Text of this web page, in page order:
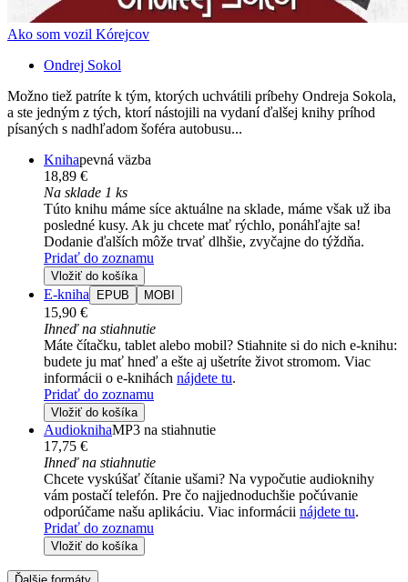
Ako som vozil Kórejcov
Ondrej Sokol
Možno tiež patríte k tým, ktorých uchvátili príbehy Ondreja Sokola,
a ste jedným z tých, ktorí nástojili na vydaní ďalšej knihy príhod
písaných s nadhľadom šoféra autobusu...
Knihapevná väzba
18,89 €
Na sklade 1 ks
Túto knihu máme síce aktuálne na sklade, máme však už iba
posledné kusy. Ak ju chcete mať rýchlo, ponáhľajte sa!
Dodanie ďalších môže trvať dlhšie, zvyčajne do týždňa.
Pridať do zoznamu
Vložiť do košíka
E-kniha EPUB MOBI
15,90 €
Ihneď na stiahnutie
Máte čítačku, tablet alebo mobil? Stiahnite si do nich e-knihu:
budete ju mať hneď a ešte aj ušetríte život stromom. Viac
informácii o e-knihách nájdete tu.
Pridať do zoznamu
Vložiť do košíka
AudioknihaMP3 na stiahnutie
17,75 €
Ihneď na stiahnutie
Chcete vyskúšať čítanie ušami? Na vypočutie audioknihy
vám postačí telefón. Pre čo najjednoduchšie počúvanie
odporúčame našu aplikáciu. Viac informácii nájdete tu.
Pridať do zoznamu
Vložiť do košíka